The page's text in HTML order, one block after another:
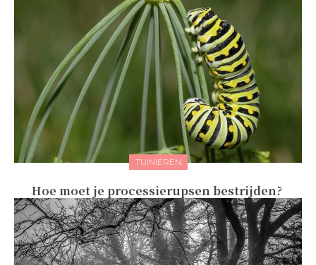
TUINIEREN
Hoe moet je processierupsen bestrijden?